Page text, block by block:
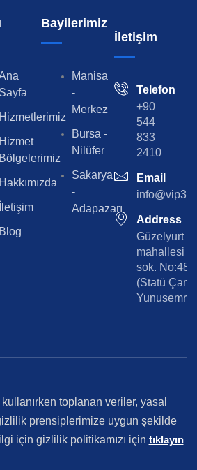
Sayfa
Hizmetlerimiz
Hizmet
Bölgelerimiz
Hakkımızda
İletişim
Blog
Bayilerimiz
Manisa
-
Merkez
Bursa -
Nilüfer
Sakarya
-
Adapazarı
İletişim
Telefon
+90
544
833
2410
Email
Address
Güzelyurt
mahallesi
sok. No:48/
(Statü
toplanan veriler, yasal
prensiplerimize uygun şekilde
için gizlilik politikamızı için tıklayın